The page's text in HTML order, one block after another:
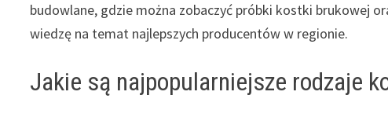
budowlane, gdzie można zobaczyć próbki kostki brukowej
wiedzę na temat najlepszych producentów w regionie.
Jakie są najpopularniejsze rodzaje